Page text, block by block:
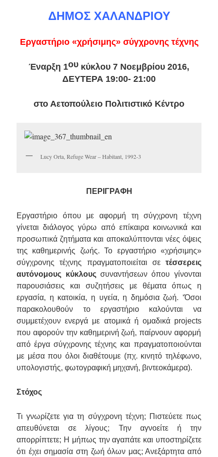
ΔΗΜΟΣ ΧΑΛΑΝΔΡΙΟΥ
Εργαστήριο «χρήσιμης» σύγχρονης τέχνης
Έναρξη 1ου κύκλου 7 Νοεμβρίου 2016,
ΔΕΥΤΕΡΑ 19:00- 21:00
στο Αετοπούλειο Πολιτιστικό Κέντρο
Lucy Orta, Refuge Wear – Habitant, 1992-3
ΠΕΡΙΓΡΑΦΗ
Εργαστήριο όπου με αφορμή τη σύγχρονη τέχνη
γίνεται διάλογος γύρω από επίκαιρα κοινωνικά και
προσωπικά ζητήματα και αποκαλύπτονται νέες όψεις
της καθημερινής ζωής. Το εργαστήριο «χρήσιμης»
σύγχρονης τέχνης πραγματοποιείται σε τέσσερεις
αυτόνομους κύκλουςσυναντήσεων όπου γίνονται
παρουσιάσεις και συζητήσεις με θέματα όπως η
εργασία, η κατοικία, η υγεία, η δημόσια ζωή. ‘Όσοι
παρακολουθούν το εργαστήριο καλούνται να
συμμετέχουν ενεργά με ατομικά ή ομαδικά projects
που αφορούν την καθημερινή ζωή, παίρνουν αφορμή
από έργα σύγχρονης τέχνης και πραγματοποιούνται
με μέσα που όλοι διαθέτουμε (πχ. κινητό τηλέφωνο,
υπολογιστής, φωτογραφική μηχανή, βιντεοκάμερα).
Στόχος
Τι γνωρίζετε για τη σύγχρονη τέχνη; Πιστεύετε πως
απευθύνεται σε λίγους; Την αγνοείτε ή την
απορρίπτετε; Η μήπως την αγαπάτε και υποστηρίζετε
ότι έχει σημασία στη ζωή όλων μας; Ανεξάρτητα από